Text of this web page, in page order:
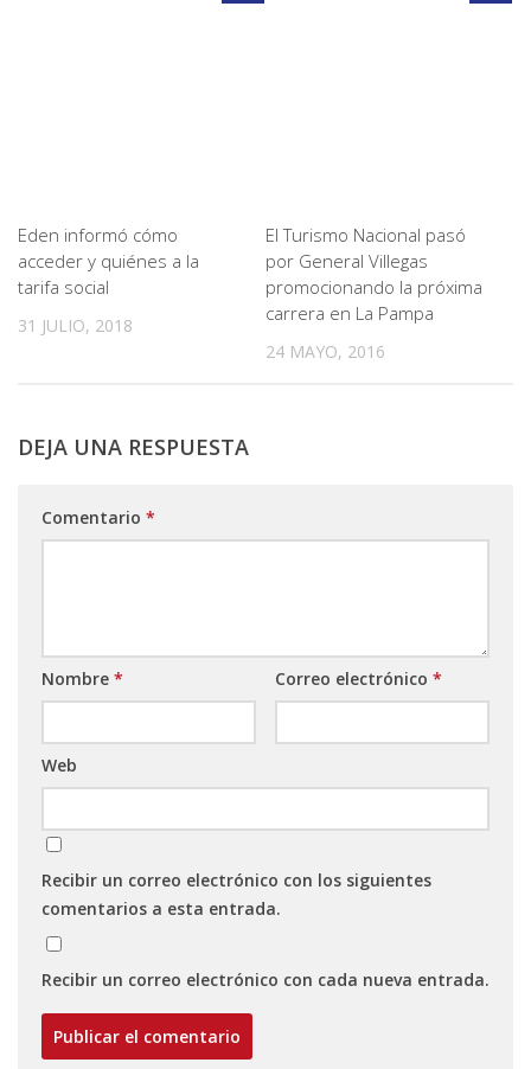
Eden informó cómo
acceder y quiénes a la
tarifa social
31 JULIO, 2018
El Turismo Nacional pasó
por General Villegas
promocionando la próxima
carrera en La Pampa
24 MAYO, 2016
DEJA UNA RESPUESTA
Comentario *
Nombre * Correo electrónico *
Web
Recibir un correo electrónico con los siguientes
comentarios a esta entrada.
Recibir un correo electrónico con cada nueva entrada.